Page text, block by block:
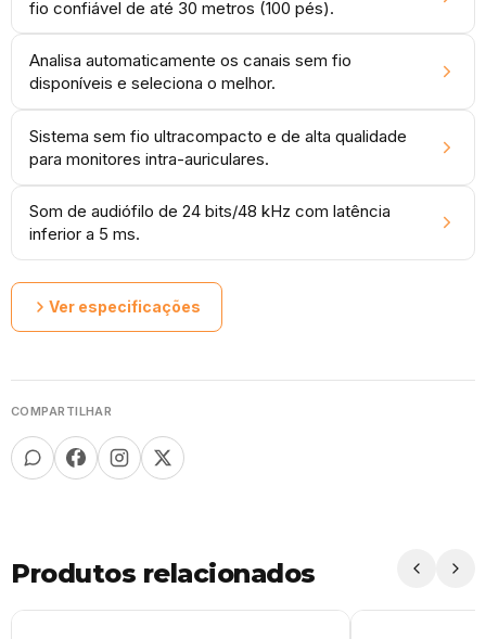
fio confiável de até 30 metros (100 pés).
Analisa automaticamente os canais sem fio
disponíveis e seleciona o melhor.
Sistema sem fio ultracompacto e de alta qualidade
para monitores intra-auriculares.
Som de audiófilo de 24 bits/48 kHz com latência
inferior a 5 ms.
Ver especificações
COMPARTILHAR
Produtos relacionados